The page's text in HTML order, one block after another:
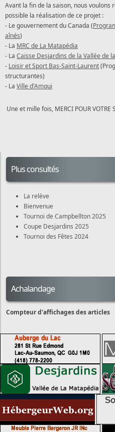
Avant la fin de la saison, nous
possible la réalisation de ce projet :
- Le gouvernement du Canada (
aînés)
- La MRC de La Matapédia
- La Caisse Desjardins de la Vallée de
- Loisir et Sport Bas-Saint-Laurent
structurantes)
- La Ville d'Amqui
Une et mille fois, MERCI POUR VOTRE
Plus consultés
La relève
Bienvenue
Tournoi de Campbellton 2025
Coupe Desjardins 2025
Tournoi des Fêtes 2024
Achalandage
Compteur d'affichages des articles